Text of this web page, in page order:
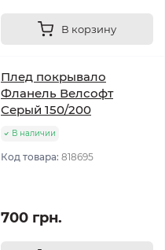
В корзину
Плед покрывало
Фланель Велсофт
Серый 150/200
В наличии
Код товара: 818695
700 грн.